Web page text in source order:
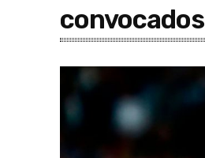
convocados